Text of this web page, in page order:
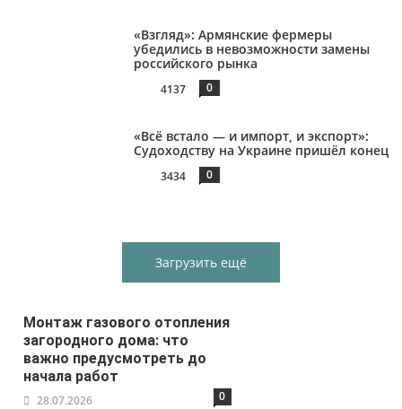
«Взгляд»: Армянские фермеры
убедились в невозможности замены
российского рынка
4137 0
«Всё встало — и импорт, и экспорт»:
Судоходству на Украине пришёл конец
3434 0
Загрузить ещё
Монтаж газового отопления
загородного дома: что
важно предусмотреть до
начала работ
28.07.2026 0